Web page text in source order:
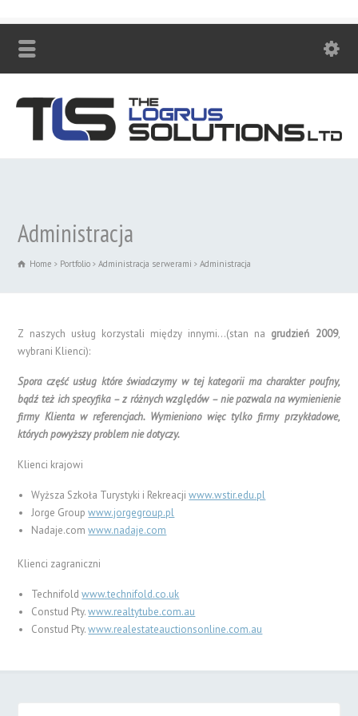
Administracja
Home Portfolio Administracja serwerami Administracja
Z naszych usług korzystali między innymi…(stan na grudzień 2009,
wybrani Klienci):
Spora część usług które świadczymy w tej kategorii ma charakter poufny,
bądź też ich specyfika – z różnych względów – nie pozwala na wymienienie
firmy Klienta w referencjach. Wymieniono więc tylko firmy przykładowe,
których powyższy problem nie dotyczy.
Klienci krajowi
Wyższa Szkoła Turystyki i Rekreacjiwww.wstir.edu.pl
Jorge Groupwww.jorgegroup.pl
Nadaje.comwww.nadaje.com
Klienci zagraniczni
Technifoldwww.technifold.co.uk
Constud Pty.www.realtytube.com.au
Constud Pty.www.realestateauctionsonline.com.au